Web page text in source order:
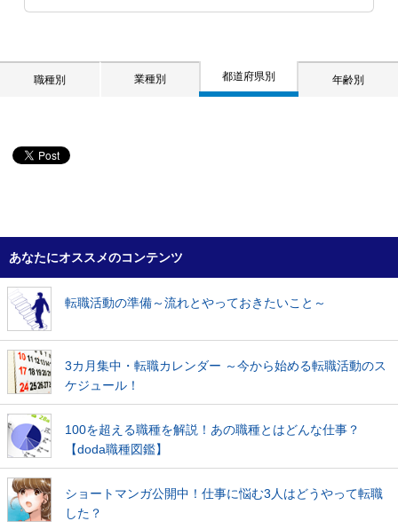
職種別 業種別 都道府県別 年齢別
あなたにオススメのコンテンツ
転職活動の準備～流れとやっておきたいこと～
3カ月集中・転職カレンダー ～今から始める転職活動のス
ケジュール！
100を超える職種を解説！あの職種とはどんな仕事？
【doda職種図鑑】
ショートマンガ公開中！仕事に悩む3人はどうやって転職
した？